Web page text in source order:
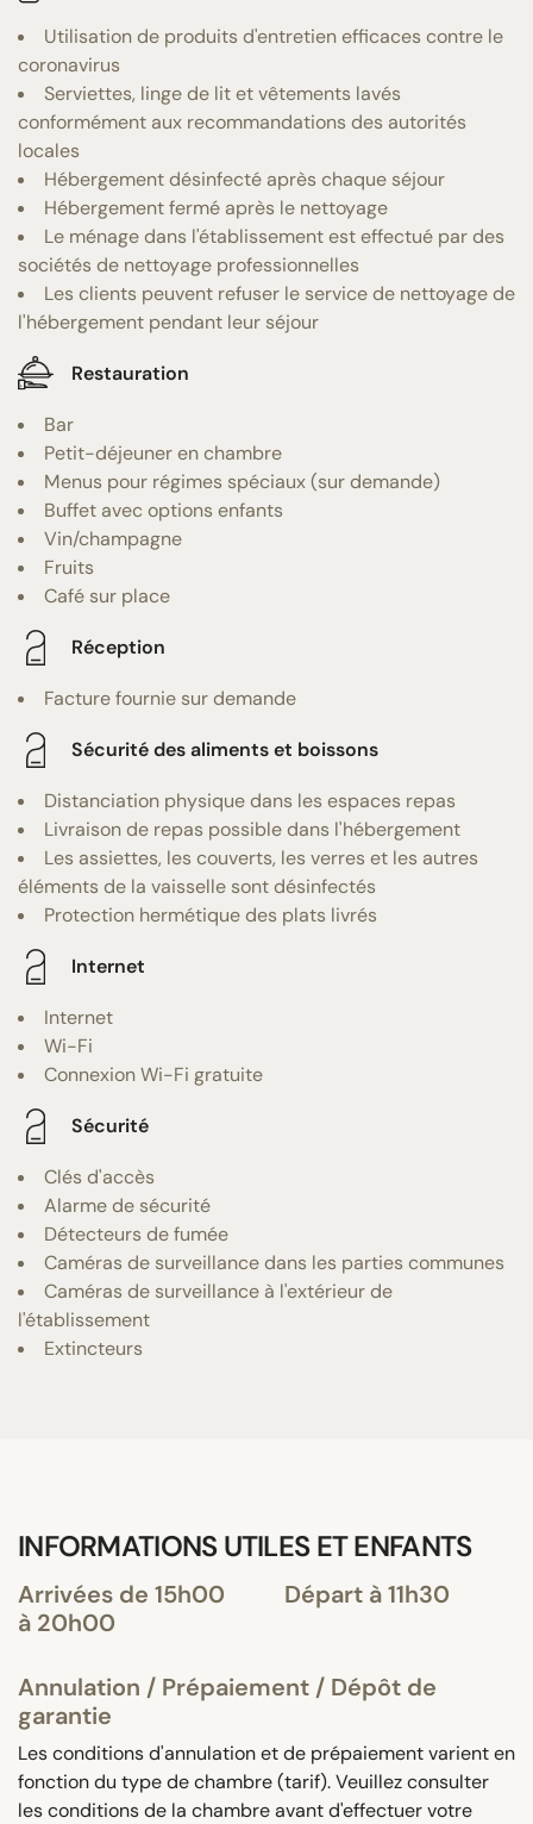
Utilisation de produits d'entretien efficaces contre le
coronavirus
Serviettes, linge de lit et vêtements lavés
conformément aux recommandations des autorités
locales
Hébergement désinfecté après chaque séjour
Hébergement fermé après le nettoyage
Le ménage dans l'établissement est effectué par des
sociétés de nettoyage professionnelles
Les clients peuvent refuser le service de nettoyage de
l'hébergement pendant leur séjour
Restauration
Bar
Petit-déjeuner en chambre
Menus pour régimes spéciaux (sur demande)
Buffet avec options enfants
Vin/champagne
Fruits
Café sur place
Réception
Facture fournie sur demande
Sécurité des aliments et boissons
Distanciation physique dans les espaces repas
Livraison de repas possible dans l'hébergement
Les assiettes, les couverts, les verres et les autres
éléments de la vaisselle sont désinfectés
Protection hermétique des plats livrés
Internet
Internet
Wi-Fi
Connexion Wi-Fi gratuite
Sécurité
Clés d'accès
Alarme de sécurité
Détecteurs de fumée
Caméras de surveillance dans les parties communes
Caméras de surveillance à l'extérieur de
l'établissement
Extincteurs
INFORMATIONS UTILES ET ENFANTS
Arrivées de 15h00
à 20h00
Départ à 11h30
Annulation / Prépaiement / Dépôt de
garantie
Les conditions d'annulation et de prépaiement varient en
fonction du type de chambre (tarif). Veuillez consulter
les conditions de la chambre avant d'effectuer votre